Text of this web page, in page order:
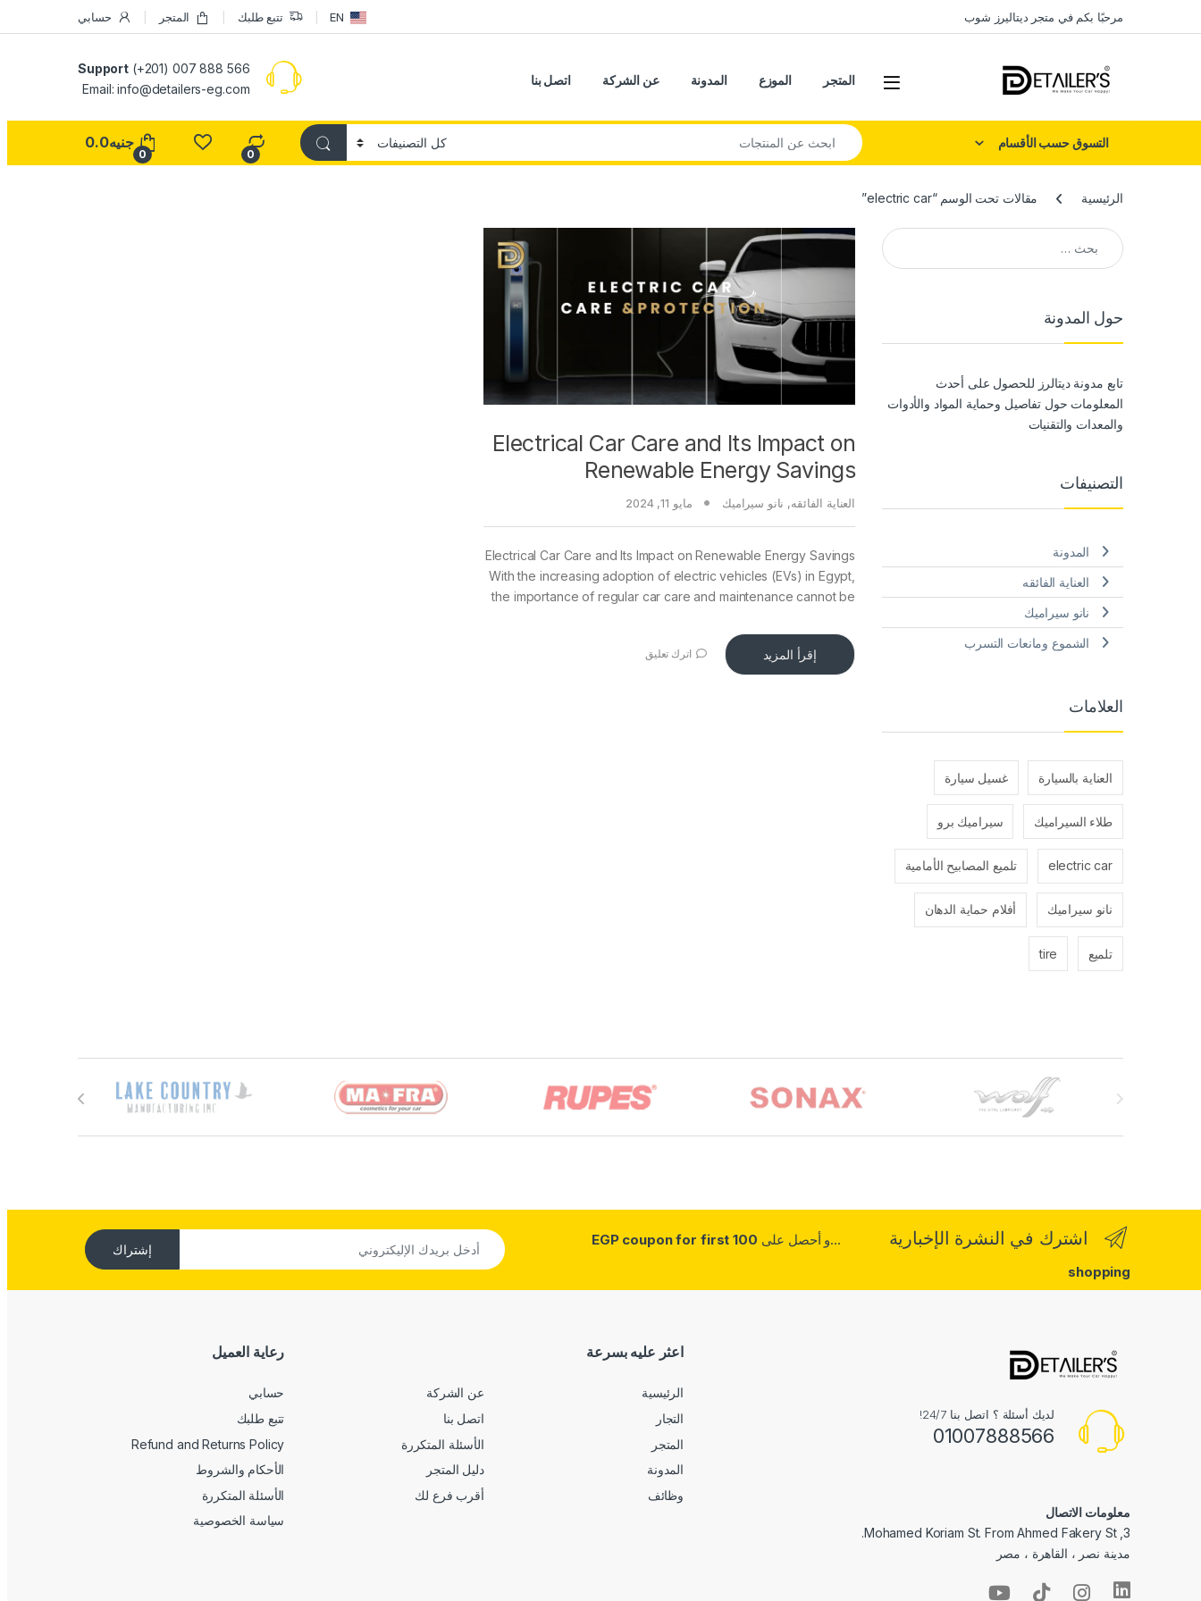
Skip to navigationمرحبًا بكم في متجر ديتاليرز شوب EN تتبع طلبك المتجر حسابي
Open المتجر الموزع المدونة عن الشركة اتصل بنا
Support (+201) 007 888 566
Email:info@detailers-eg.com
التسوق حسب الأقسام
Search for:
0
0
جنيه0.0
الرئيسية مقالات تحت الوسم “electric car”
Electrical Car Care and Its Impact on
Renewable Energy Savings
العناية الفائقه, نانو سيراميك مايو 11, 2024
Electrical Car Care and Its Impact on Renewable Energy Savings
With the increasing adoption of electric vehicles (EVs) in Egypt,
the importance of regular car care and maintenance cannot be
إقرأ المزيد اترك تعليق
البحث عن:
حول المدونة
تابع مدونة ديتالرز للحصول على أحدث
المعلومات حول تفاصيل وحماية المواد والأدوات
والمعدات والتقنيات
التصنيفات
المدونة
العناية الفائقه
نانو سيراميك
الشموع ومانعات التسرب
العلامات
العناية بالسيارة غسيل سيارة
طلاء السيراميك سيراميك برو
electric car تلميع المصابيح الأمامية
نانو سيراميك أفلام حماية الدهان
تلميع tire
Brands Carousel
اشترك في النشرة الإخبارية ...و أحصل على
100 EGP coupon for first
shopping
إشتراك
لديك أسئلة ؟ اتصل بنا 24/7!
01007888566
معلومات الاتصال
3, Mohamed Koriam St. From Ahmed Fakery St.
مدينة نصر ، القاهرة ، مصر
اعثر عليه بسرعة
الرئيسية
التجار
المتجر
المدونة
وظائف
عن الشركة
اتصل بنا
الأسئلة المتكررة
دليل المتجر
أقرب فرع لك
رعاية العميل
حسابي
تتبع طلبك
Refund and Returns Policy
الأحكام والشروط
الأسئلة المتكررة
سياسة الخصوصية